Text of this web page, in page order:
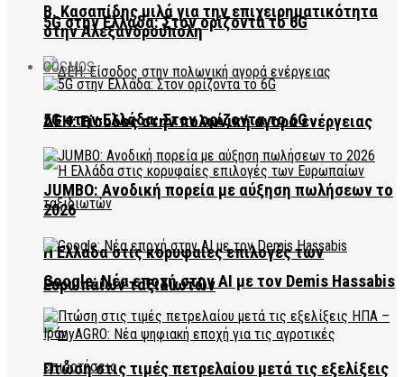
5G στην Ελλάδα: Στον ορίζοντα το 6G
ΔΕΗ: Είσοδος στην πολωνική αγορά ενέργειας
Η Ελλάδα στις κορυφαίες επιλογές των
Ευρωπαίων ταξιδιωτών
Β. Κασαπίδης μιλά για την επιχειρηματικότητα
στην Αλεξανδρούπολη
COSMOS
5G στην Ελλάδα: Στον ορίζοντα το 6G
JUMBO: Ανοδική πορεία με αύξηση πωλήσεων το
2026
Google: Νέα εποχή στην AI με τον Demis Hassabis
Πτώση στις τιμές πετρελαίου μετά τις εξελίξεις